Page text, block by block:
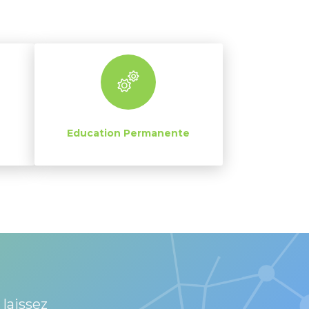
Education Permanente